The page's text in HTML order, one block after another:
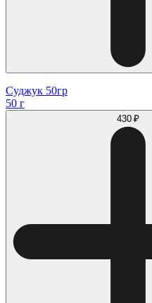
Суджук 50гр
50 г
430 ₽